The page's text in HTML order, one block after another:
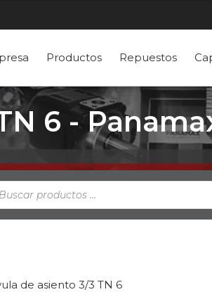
Productos Repuestos
6 -
de asiento 3/3 TN 6